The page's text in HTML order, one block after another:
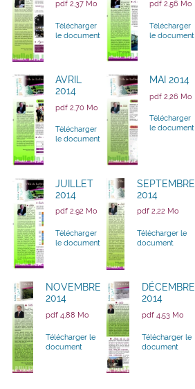
pdf 2,37 Mo
Télécharger
le document
pdf 2,56 Mo
Télécharger
le document
AVRIL
2014
pdf 2,70 Mo
Télécharger
le document
MAI 2014
pdf 2,26 Mo
Télécharger
le document
JUILLET
2014
pdf 2,92 Mo
Télécharger
le document
SEPTEMBRE
2014
pdf 2,22 Mo
Télécharger le
document
NOVEMBRE
2014
pdf 4,88 Mo
Télécharger le
document
DÉCEMBRE
2014
pdf 4,53 Mo
Télécharger le
document